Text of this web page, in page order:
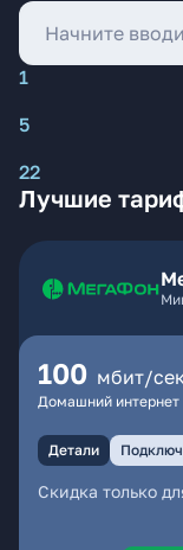
1
5
22
Лучшие
100 мбит/
Домашний интернет
Детали
Скидка только